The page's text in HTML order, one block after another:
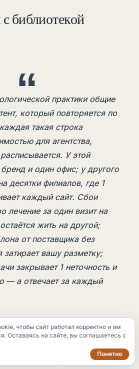
библиотекой
практики общие
который повторяется по
такая строка
для агентства,
У этой
и один офис; у другого
десятки филиалов, где 1
каждый сайт. Сбои
лечение за один визит на
жить на другой;
от поставщика без
вашу разметку;
закрывает 1 неточность и
— а отвечает за каждый
задавать не вопрос
на шаблоне?», а вопрос
каждое вхождение
поздняя правка дошла
чтобы сайт работал корректно и им
Оставаясь на сайте, вы соглашаетесь с
Понятно